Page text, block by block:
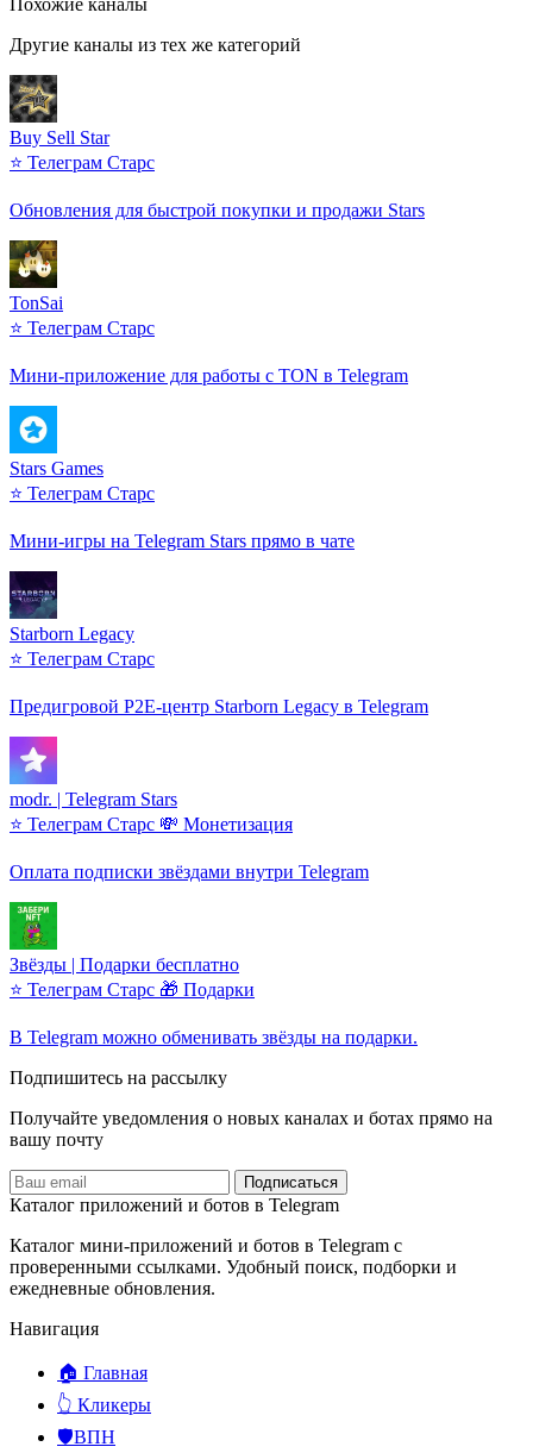
Другие каналы из тех же категорий
Buy Sell Star
⭐ Телеграм Старс
Обновления для быстрой покупки и продажи Stars
TonSai
⭐ Телеграм Старс
Мини-приложение для работы с TON в Telegram
Stars Games
⭐ Телеграм Старс
Мини-игры на Telegram Stars прямо в чате
Starborn Legacy
⭐ Телеграм Старс
Предигровой P2E-центр Starborn Legacy в Telegram
modr. | Telegram Stars
⭐ Телеграм Старс 💸 Монетизация
Оплата подписки звёздами внутри Telegram
Звёзды | Подарки бесплатно
⭐ Телеграм Старс 🎁 Подарки
В Telegram можно обменивать звёзды на подарки.
Подпишитесь на рассылку
Получайте уведомления о новых каналах и ботаx прямо на
вашу почту
Подписаться
Каталог приложений и ботов в Telegram
Каталог мини-приложений и ботов в Telegram с
проверенными ссылками. Удобный поиск, подборки и
ежедневные обновления.
Навигация
🏠 Главная
👆 Кликеры
🛡️ВПН